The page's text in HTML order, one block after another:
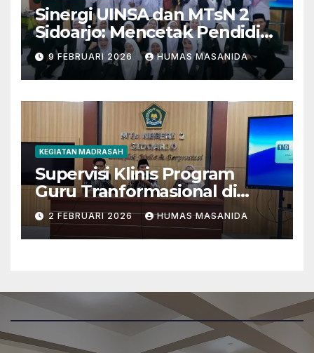
Sinergi UINSA dan MTsN 2
Sidoarjo: Mencetak Pendidik
Berkarakter Menghadapi
Tantangan Zaman
9 FEBRUARI 2026 HUMAS MASANIDA
KEGIATAN MADRASAH
Supervisi Klinis Program
Guru Tranformasional di
MTsN 2 Sidoarjo
2 FEBRUARI 2026 HUMAS MASANIDA